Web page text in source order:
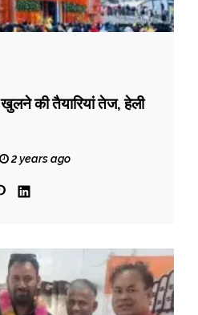
की तैयारियां तेज, हेली
2 years ago